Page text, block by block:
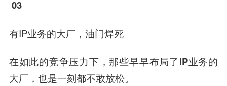
03
有IP业务的大厂，油门焊死
在如此的竞争压力下，那些早早布局了IP业务的
大厂，也是一刻都不敢放松。